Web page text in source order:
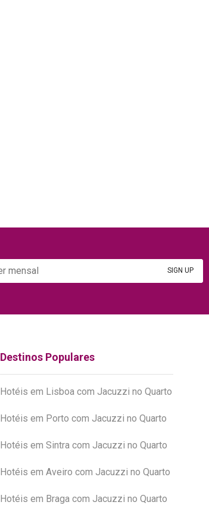
Destinos Populares
Hotéis em Lisboa com Jacuzzi no Quarto
Hotéis em Porto com Jacuzzi no Quarto
Hotéis em Sintra com Jacuzzi no Quarto
Hotéis em Aveiro com Jacuzzi no Quarto
Hotéis em Braga com Jacuzzi no Quarto